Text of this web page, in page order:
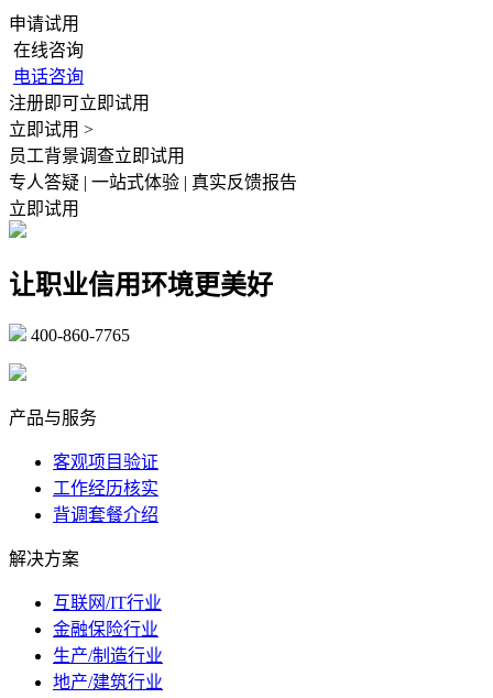
申请试用
在线咨询
电话咨询
注册即可立即试用
立即试用 >
员工背景调查立即试用
专人答疑 | 一站式体验 | 真实反馈报告
立即试用
让职业信用环境更美好
400-860-7765
产品与服务
客观项目验证
工作经历核实
背调套餐介绍
解决方案
互联网/IT行业
金融保险行业
生产/制造行业
地产/建筑行业